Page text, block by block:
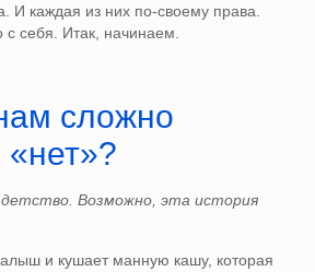
И каждая из них по-своему права.
себя. Итак, начинаем.
сложно
«нет»?
детство. Возможно, эта история
и кушает манную кашу, которая